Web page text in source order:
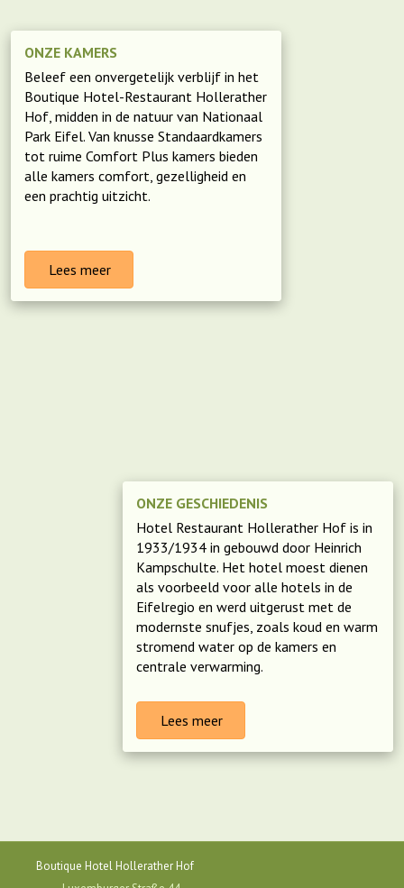
ONZE KAMERS
Beleef een onvergetelijk verblijf in het
Boutique Hotel-Restaurant Hollerather
Hof, midden in de natuur van Nationaal
Park Eifel. Van knusse Standaardkamers
tot ruime Comfort Plus kamers bieden
alle kamers comfort, gezelligheid en
een prachtig uitzicht.
Lees meer
ONZE GESCHIEDENIS
Hotel Restaurant Hollerather Hof is in
1933/1934 in gebouwd door Heinrich
Kampschulte. Het hotel moest dienen
als voorbeeld voor alle hotels in de
Eifelregio en werd uitgerust met de
modernste snufjes, zoals koud en warm
stromend water op de kamers en
centrale verwarming.
Lees meer
Boutique Hotel Hollerather Hof